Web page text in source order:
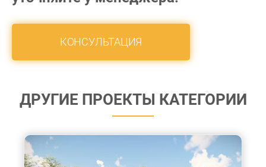
КОНСУЛЬТАЦИЯ
ДРУГИЕ ПРОЕКТЫ КАТЕГОРИИ